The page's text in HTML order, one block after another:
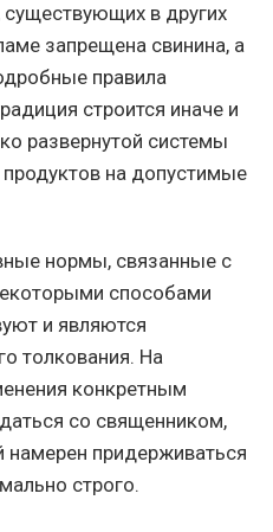
существующих в других
запрещена свинина, а
правила
строится иначе и
развернутой системы
на допустимые
нормы, связанные с
способами
и являются
толкования. На
конкретным
со священником,
придерживаться
строго.